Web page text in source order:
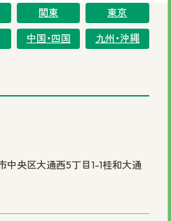
店舗予約はこちら
0120-69-0480
請求はこちら
関東 東京
中国・四国 九州・沖縄
央区大通西5丁目1-1桂和大通